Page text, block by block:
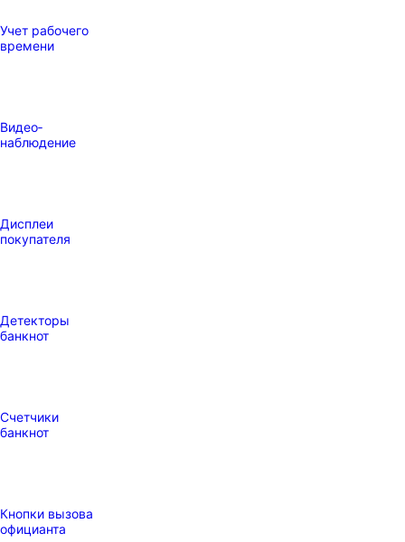
Учет рабочего
времени
Видео‑
наблюдение
Дисплеи
покупателя
Детекторы
банкнот
Счетчики
банкнот
Кнопки вызова
официанта